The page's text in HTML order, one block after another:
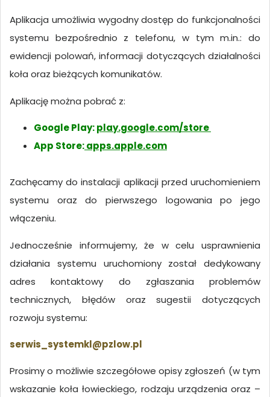
Aplikacja umożliwia wygodny dostęp do funkcjonalności
systemu bezpośrednio z telefonu, w tym m.in.: do
ewidencji polowań, informacji dotyczących działalności
koła oraz bieżących komunikatów.
Aplikację można pobrać z:
Google Play:play.google.com/store
App Store:apps.apple.com
Zachęcamy do instalacji aplikacji przed uruchomieniem
systemu oraz do pierwszego logowania po jego
włączeniu.
Jednocześnie informujemy, że w celu usprawnienia
działania systemu uruchomiony został dedykowany
adres kontaktowy do zgłaszania problemów
technicznych, błędów oraz sugestii dotyczących
rozwoju systemu:
serwis_systemkl@pzlow.pl
Prosimy o możliwie szczegółowe opisy zgłoszeń (w tym
wskazanie koła łowieckiego, rodzaju urządzenia oraz –